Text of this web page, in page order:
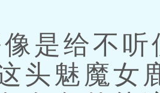
是给不听
头魅魔女